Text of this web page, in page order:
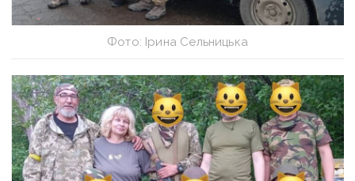
Фото: Ірина Сельницька